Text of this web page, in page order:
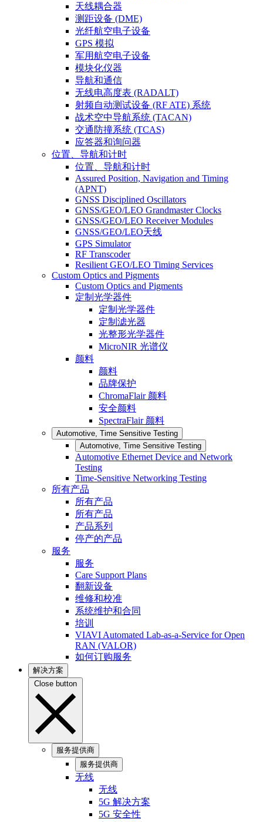
天线耦合器
测距设备 (DME)
光纤航空电子设备
GPS 模拟
军用航空电子设备
模块化仪器
导航和通信
无线电高度表 (RADALT)
射频自动测试设备 (RF ATE) 系统
战术空中导航系统 (TACAN)
交通防撞系统 (TCAS)
应答器和询问器
位置、导航和计时
位置、导航和计时
Assured Position, Navigation and Timing
(APNT)
GNSS Disciplined Oscillators
GNSS/GEO/LEO Grandmaster Clocks
GNSS/GEO/LEO Receiver Modules
GNSS/GEO/LEO天线
GPS Simulator
RF Transcoder
Resilient GEO/LEO Timing Services
Custom Optics and Pigments
Custom Optics and Pigments
定制光学器件
定制光学器件
定制滤光器
光整形光学器件
MicroNIR 光谱仪
颜料
颜料
品牌保护
ChromaFlair 颜料
安全颜料
SpectraFlair 颜料
Automotive, Time Sensitive Testing
Automotive, Time Sensitive Testing
Automotive Ethernet Device and Network
Testing
Time-Sensitive Networking Testing
所有产品
所有产品
所有产品
产品系列
停产的产品
服务
服务
Care Support Plans
翻新设备
维修和校准
系统维护和合同
培训
VIAVI Automated Lab-as-a-Service for Open
RAN (VALOR)
如何订购服务
解决方案
Close button
服务提供商
服务提供商
无线
无线
5G 解决方案
5G 安全性